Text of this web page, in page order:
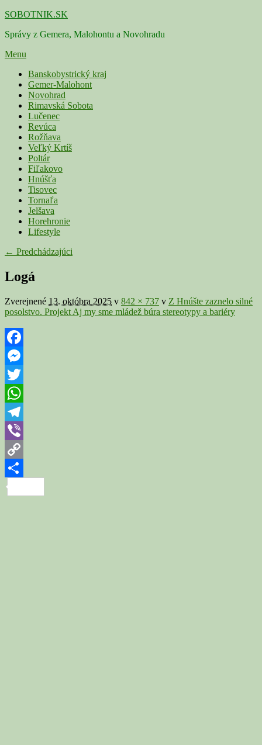
Skip
content
SOBOTNIK.SK
Správy z Gemera, Malohontu a Novohradu
Menu
Primárne
menu
Banskobystrický kraj
Gemer-Malohont
Novohrad
Rimavská Sobota
Lučenec
Revúca
Rožňava
Veľký Krtíš
Poltár
Fiľakovo
Hnúšťa
Tisovec
Tornaľa
Jelšava
Horehronie
Lifestyle
Navigácia
galérii
← Predchádzajúci
Logá
Zverejnené 13. októbra 2025 v 842 × 737 v Z Hnúšte zaznelo silné
posolstvo. Projekt Aj my sme mládež búra stereotypy a bariéry
Facebook
Messenger
Twitter
WhatsApp
Telegram
Viber
Copy
Link